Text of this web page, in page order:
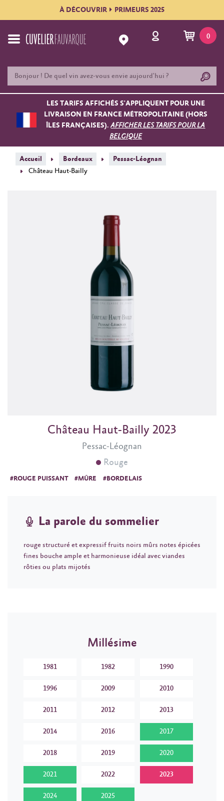
À DÉCOUVRIR PRIMEURS 2025
0
LES TARIFS AFFICHÉS S'APPLIQUENT POUR UNE
LIVRAISON EN FRANCE MÉTROPOLITAINE (HORS
ÎLES FRANÇAISES).AFFICHER LES TARIFS POUR LA
BELGIQUE
Accueil Bordeaux
Pessac-Léognan
Château Haut-Bailly
Pessac-Léognan
Château Haut-Bailly 2023
Rouge
#ROUGE PUISSANT #MÛRE #BORDELAIS
La parole du sommelier
rouge structuré et expressif fruits noirs mûrs notes épicées
fines bouche ample et harmonieuse idéal avec viandes
rôties ou plats mijotés
Millésime
1981 1982 1990
1996 2009 2010
2011 2012 2013
2014 2016 2017
2018 2019 2020
2021 2022 2023
2024 2025